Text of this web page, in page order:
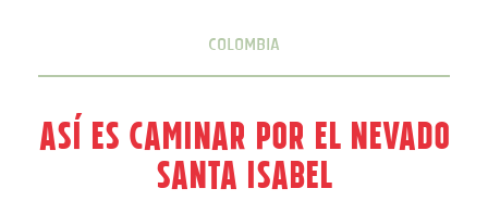
Colombia
Así es caminar por el Nevado
Santa Isabel